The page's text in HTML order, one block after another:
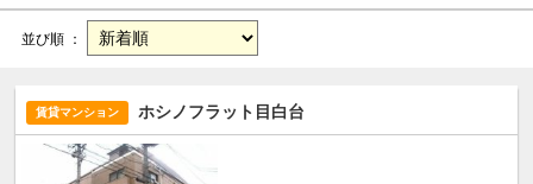
並び順 ：
賃貸マンション ホシノフラット目白台